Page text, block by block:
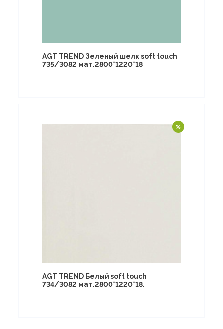
AGT TREND Зеленый шелк soft touch
735/3082 мат.2800*1220*18
AGT TREND Белый soft touch
734/3082 мат.2800*1220*18.